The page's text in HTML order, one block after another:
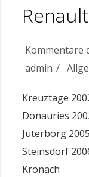
Kommentare
admin
Kreuztage
Donauries
Jüterborg
Steinsdorf
Kronach